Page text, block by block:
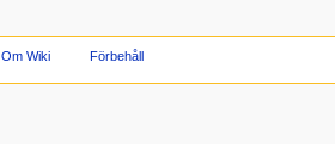
Om Wiki Förbehåll